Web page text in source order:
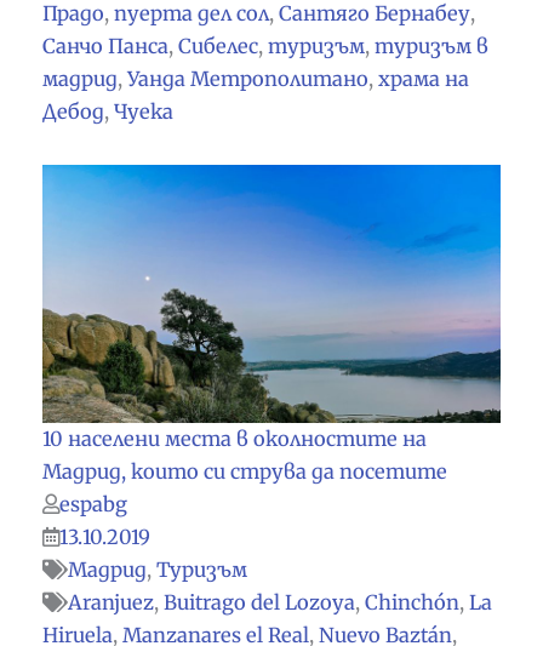
Прадо, пуерта дел сол, Сантяго Бернабеу,
Санчо Панса, Сибелес, туризъм, туризъм в
мадрид,Уанда Метрополитано, храма на
Дебод, Чуека
10 населени места в околностите на
Мадрид, които си струва да посетите
espabg
13.10.2019
Мадрид, Туризъм
Aranjuez, Buitrago del Lozoya, Chinchón, La
Hiruela, Manzanares el Real, Nuevo Baztán,